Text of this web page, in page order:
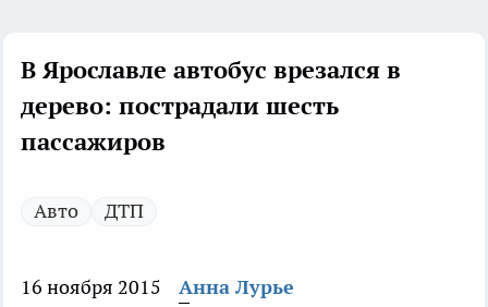
В Ярославле автобус врезался в
дерево: пострадали шесть
пассажиров
Авто ДТП
16 ноября 2015
Анна Лурье